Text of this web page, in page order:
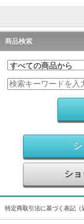
商品検索
シ
特定商取引法に基づく表記（